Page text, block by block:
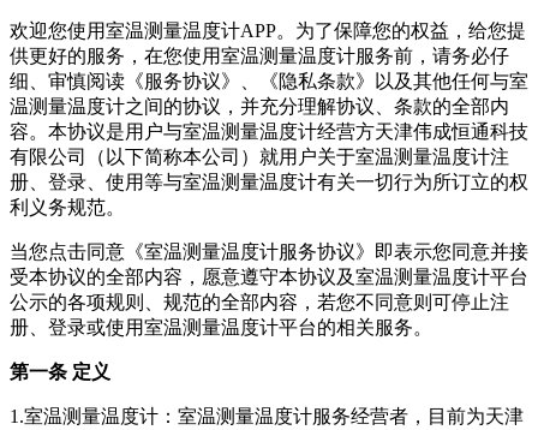
欢迎您使用室温测量温度计APP。为了保障您的权益，给您提
供更好的服务，在您使用室温测量温度计服务前，请务必仔
细、审慎阅读《服务协议》、《隐私条款》以及其他任何与室
温测量温度计之间的协议，并充分理解协议、条款的全部内
容。本协议是用户与室温测量温度计经营方天津伟成恒通科技
有限公司
（以下简称本公司）就用户关于室温测量温度计注
册、登录、使用等与室温测量温度计有关一切行为所订立的权
利义务规范。
当您点击同意《室温测量温度计服务协议》即表示您同意并接
受本协议的全部内容，愿意遵守本协议及室温测量温度计平台
公示的各项规则、规范的全部内容，若您不同意则可停止注
册、登录或使用室温测量温度计平台的相关服务。
第一条 定义
1.室温测量温度计 ： 室温测量温度计服务经营者，目前为天津